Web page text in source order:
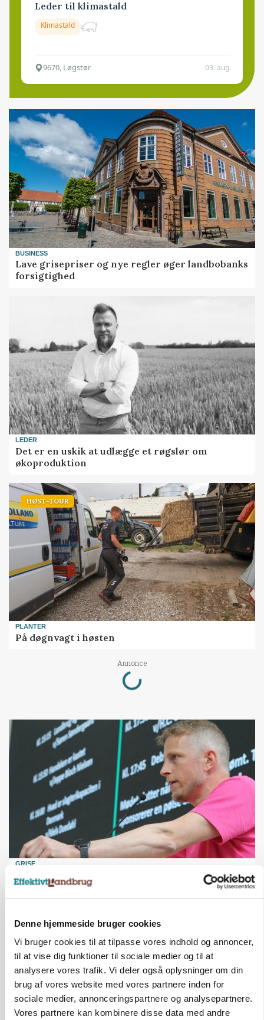
Denne hjemmeside bruger cookies
Vi bruger cookies til at tilpasse vores indhold og annoncer,
til at vise dig funktioner til sociale medier og til at
analysere vores trafik. Vi deler også oplysninger om din
brug af vores website med vores partnere inden for
sociale medier, annonceringspartnere og analysepartnere.
Vores partnere kan kombinere disse data med andre
Leder til klimastald
Klimastald
9670, Løgstør 03. aug.
BUSINESS
Lave grisepriser og nye regler øger landbobanks
forsigtighed
LEDER
Det er en uskik at udlægge et røgslør om
økoproduktion
HØST-TOUR
PLANTER
På døgnvagt i høsten
Annonce
Loading...
GRISE
Svineproducenter kalder Danish Crowns pris en
katastrofe